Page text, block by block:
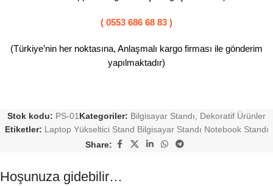
( 0553 686 68 83 )
(Türkiye’nin her noktasına, Anlaşmalı kargo firması ile gönderim
yapılmaktadır)
Stok kodu: PS-01Kategoriler: Bilgisayar Standı, Dekoratif Ürünler
Etiketler: Laptop Yükseltici Stand Bilgisayar Standı Notebook Standı
Share:
Hoşunuza gidebilir…